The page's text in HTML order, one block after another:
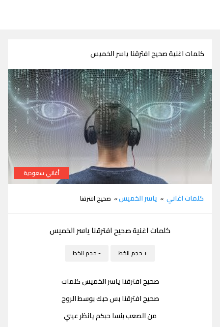
كلمات اغنية صحيح افترقنا ياسر الخميس
أغاني سعودية
كلمات اغاني » ياسر الخميس» صحيح افترقنا
كلمات اغنية صحيح افترقنا ياسر الخميس
+ حجم الخط - حجم الخط
صحيح افترقنا ياسر الخميس كلمات
صحيح افترقنا بس حبك بوسط الروح
من الصعب بنسا حبكم يانظر عيني